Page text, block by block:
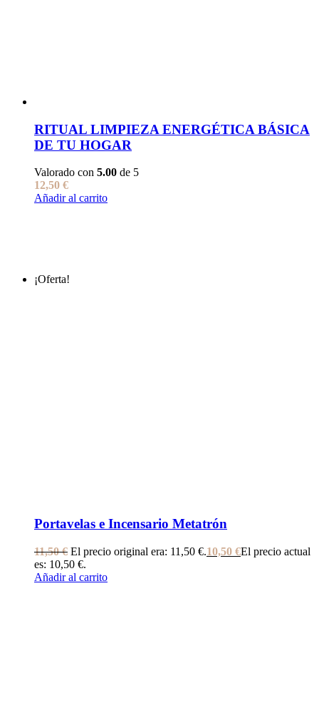
RITUAL LIMPIEZA ENERGÉTICA BÁSICA
DE TU HOGAR
Valorado con 5.00 de 5
12,50 €
Añadir al carrito
¡Oferta!
Portavelas e Incensario Metatrón
11,50€ El precio original era: 11,50 €.10,50 €El precio actual
es: 10,50 €.
Añadir al carrito